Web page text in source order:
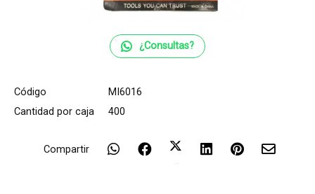
¿Consultas?
Código
MI6016
Cantidad por caja
400
Compartir